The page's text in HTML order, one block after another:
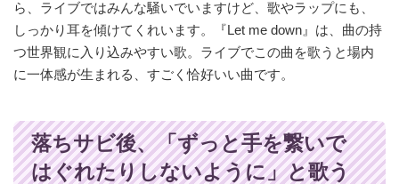
ら、ライブではみんな騒いでいますけど、歌やラップにも、
しっかり耳を傾けてくれいます。『Let me down』は、曲の持
つ世界観に入り込みやすい歌。ライブでこの曲を歌うと場内
に一体感が生まれる、すごく恰好いい曲です。
落ちサビ後、「ずっと手を繋いで
はぐれたりしないように」と歌う